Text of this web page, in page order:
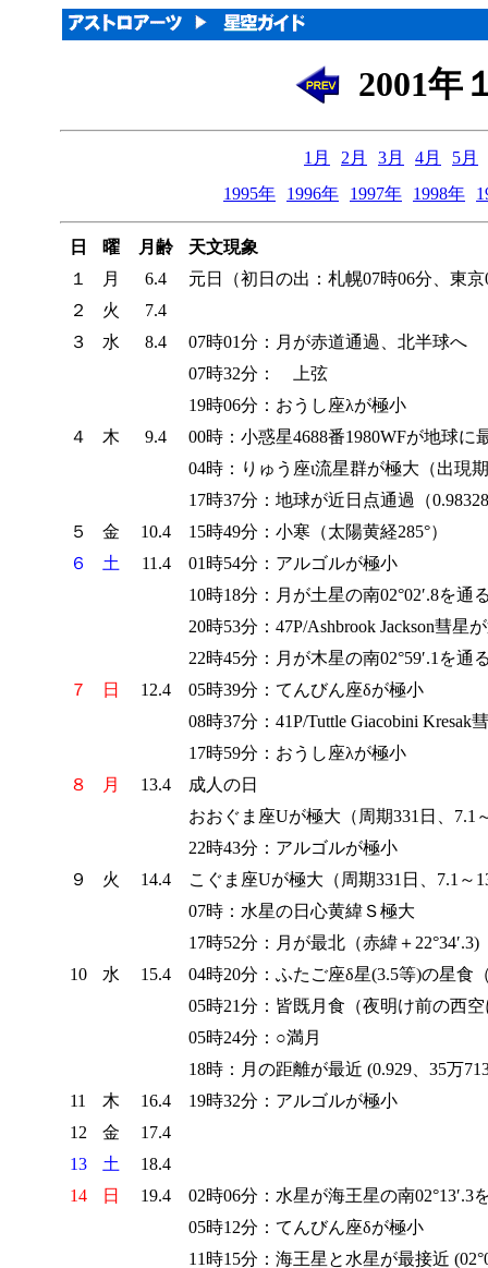
2001年
1月 2月 3月 4月
5月
1995年
1996年 1997年 1998年
日 曜 月齢
天文現象
１
月 6.4
元日（初日の出：札幌07時06分、東
２
火
7.4
３
水 8.4
07時01分：月が赤道通過、北半球へ
07時32分： 上弦
19時06分：おうし座λが極小
４
木 9.4
00時：小惑星4688番1980WFが地球
04時：りゅう座ι流星群が極大（出現
17時37分：地球が近日点通過（
５
金 10.4
15時49分：小寒（太陽黄経285°）
６
土 11.4
01時54分：アルゴルが極小
10時18分：月が土星の南02°02′.8を通
20時53分：47P/Ashbrook Jackson彗星
22時45分：月が木星の南02°59′.1を通
７
日 12.4
05時39分：てんびん座δが極小
08時37分：41P/Tuttle Giacobini
17時59分：おうし座λが極小
８
月 13.4
成人の日
おおぐま座Uが極大（周期331日、7.1
22時43分：アルゴルが極小
９
火 14.4
こぐま座Uが極大（周期331日、7.1～
07時：水星の日心黄緯Ｓ極大
17時52分：月が最北（赤緯＋22°34′.3)
10
水 15.4
04時20分：ふたご座δ星(3.5等)の星食
05時21分：皆既月食（夜明け前の西
05時24分：○満月
18時：月の距離が最近 (0.929、35万
11
木 16.4
19時32分：アルゴルが極小
12
金
17.4
13
土
18.4
14
日 19.4
02時06分：水星が海王星の南02°13′.3
05時12分：てんびん座δが極小
11時15分：海王星と水星が最接近